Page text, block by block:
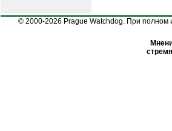
© 2000-2026 Prague Watchdog. При полном